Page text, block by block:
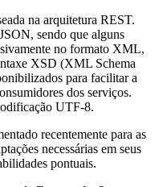
na arquitetura REST.
sendo que alguns
no formato XML,
XSD (XML Schema
para facilitar a
dos serviços.
UTF-8.
recentemente para as
necessárias em seus
pontuais.